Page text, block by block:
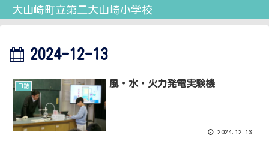
大山崎町立第二大山崎小学校
2024-12-13
日誌 風・水・火力発電実験機
2024.12.13